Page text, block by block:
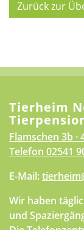
Zurück zur
Tierheim
Flamschen 3b ·
Telefon 02541
E-Mail:
Wir haben
und